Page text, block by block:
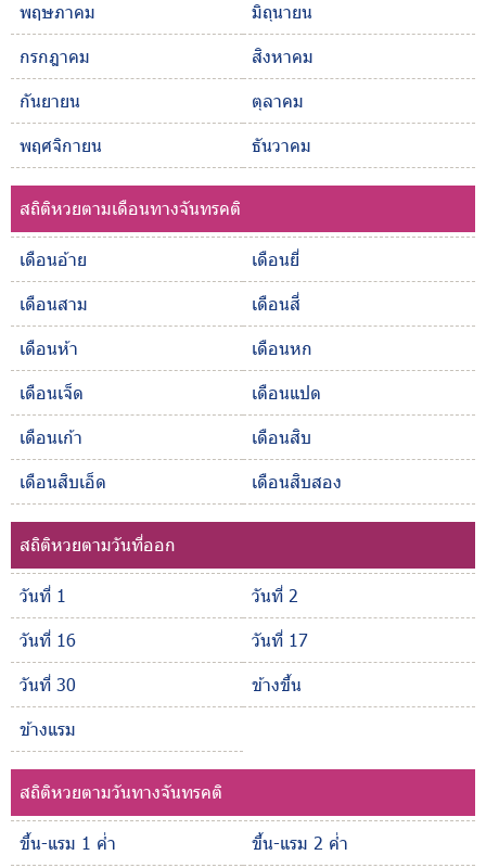
พฤษภาคม
มิถุนายน
กรกฎาคม
สิงหาคม
กันยายน
ตุลาคม
พฤศจิกายน
ธันวาคม
สถิติหวยตามเดือนทางจันทรคติ
เดือนอ้าย
เดือนยี่
เดือนสาม
เดือนสี่
เดือนห้า
เดือนหก
เดือนเจ็ด
เดือนแปด
เดือนเก้า
เดือนสิบ
เดือนสิบเอ็ด
เดือนสิบสอง
สถิติหวยตามวันที่ออก
วันที่ 1
วันที่ 2
วันที่ 16
วันที่ 17
วันที่ 30
ข้างขึ้น
ข้างแรม
สถิติหวยตามวันทางจันทรคติ
ขึ้น-แรม 1 ค่ำ
ขึ้น-แรม 2 ค่ำ